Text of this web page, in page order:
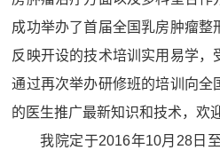
成功举办了首届全国乳房肿瘤整
反映开设的技术培训实用易学，
通过再次举办研修班的培训向全
的医生推广最新知识和技术，欢
我院定于2016年10月28日